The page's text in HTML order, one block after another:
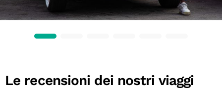
Le recensioni dei nostri viaggi